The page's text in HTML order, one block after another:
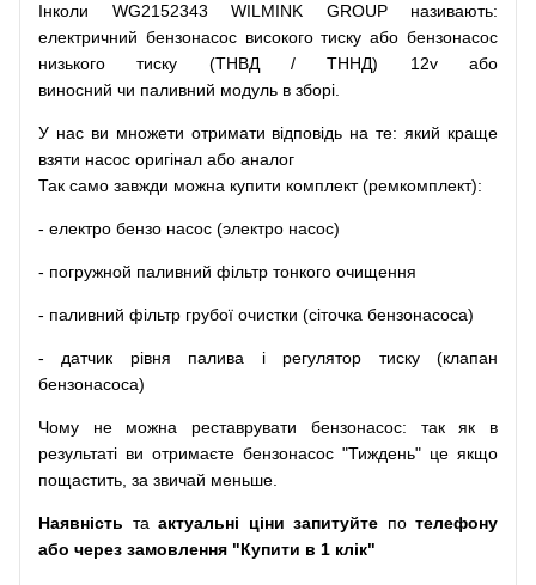
Інколи WG2152343 WILMINK GROUP називають:
електричний бензонасос високого тиску або бензонасос
низького
тиску (ТНВД / ТННД) 12v
або
виносний чи паливний модуль в зборі
У нас ви множети отримати відповідь на те: який краще
взяти насос оригінал або аналог
Так само завжди можна купити комплект (ремкомплект):
- електро бензо насос (электро насос)
- погружной паливний фільтр тонкого очищення
- паливний фільтр грубої очистки (сіточка бензонасоса)
- датчик рівня палива і регулятор тиску (клапан
бензонасоса)
Чому не можна реставрувати бензонасос: так як
в
результаті ви отримаєте бензонасос "Тиждень" це якщо
пощастить, за звичай меньше.
Наявність та актуальні ціни запитуйте по телефону
або через замовлення "Купити в 1 клік"